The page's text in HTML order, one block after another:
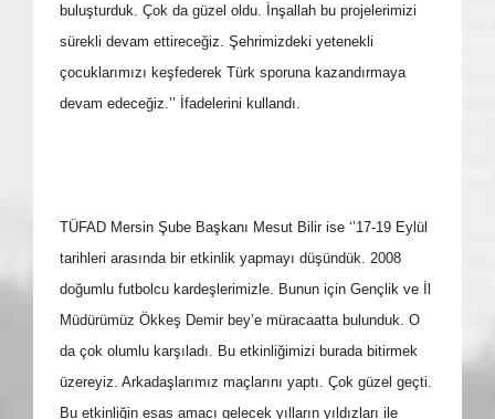
buluşturduk. Çok da güzel oldu. İnşallah bu projelerimizi
sürekli devam ettireceğiz. Şehrimizdeki yetenekli
çocuklarımızı keşfederek Türk sporuna kazandırmaya
devam edeceğiz.’’ İfadelerini kullandı.
TÜFAD Mersin Şube Başkanı Mesut Bilir ise ‘’17-19 Eylül
tarihleri arasında bir etkinlik yapmayı düşündük. 2008
doğumlu futbolcu kardeşlerimizle. Bunun için Gençlik ve İl
Müdürümüz Ökkeş Demir bey’e müracaatta bulunduk. O
da çok olumlu karşıladı. Bu etkinliğimizi burada bitirmek
üzereyiz. Arkadaşlarımız maçlarını yaptı. Çok güzel geçti.
Bu etkinliğin esas amacı gelecek yılların yıldızları ile